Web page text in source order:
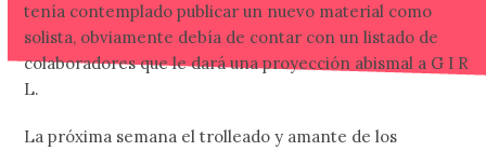
tenía contemplado publicar un nuevo material como
solista, obviamente debía de contar con un listado de
colaboradores que le dará una proyección abismal a G I R
L.
La próxima semana el trolleado y amante de los